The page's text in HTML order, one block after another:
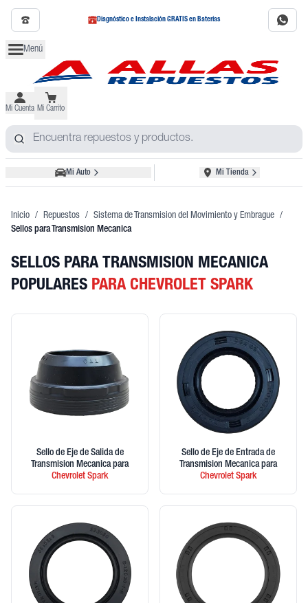
Diagnóstico e Instalación GRATIS en Baterías
Menú
Mi Cuenta Mi Carrito
Mi Auto Mi Tienda
Inicio / Repuestos / Sistema de Transmision del Movimiento y Embrague /
Sellos para Transmision Mecanica
SELLOS PARA TRANSMISION MECANICA
POPULARES PARA CHEVROLET SPARK
Sello de Eje de Salida de
Transmision Mecanica para
Chevrolet Spark
Sello de Eje de Entrada de
Transmision Mecanica para
Chevrolet Spark